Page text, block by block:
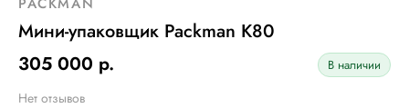
Мини-упаковщик Packman K80
305 000 р.
В наличии
Нет отзывов